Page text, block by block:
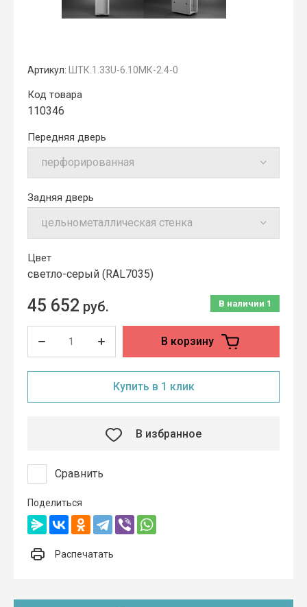
Артикул: ШТК.1.33U-6.10МК-2.4-0
Код товара
110346
Передняя дверь
Задняя дверь
Цвет
cветло-серый (RAL7035)
В наличии 1
45 652 руб.
В корзину
Купить в 1 клик
Сравнить
В избранное
Поделиться
Распечатать